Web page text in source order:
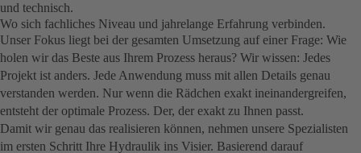
und technisch.
Wo sich fachliches Niveau und jahrelange Erfahrung verbinden.
Unser Fokus liegt bei der gesamten Umsetzung auf einer Frage: Wie
holen wir das Beste aus Ihrem Prozess heraus? Wir wissen: Jedes
Projekt ist anders. Jede Anwendung muss mit allen Details genau
verstanden werden. Nur wenn die Rädchen exakt ineinandergreifen,
entsteht der optimale Prozess. Der, der exakt zu Ihnen passt.
Damit wir genau das realisieren können, nehmen unsere Spezialisten
im ersten Schritt Ihre Hydraulik ins Visier. Basierend darauf